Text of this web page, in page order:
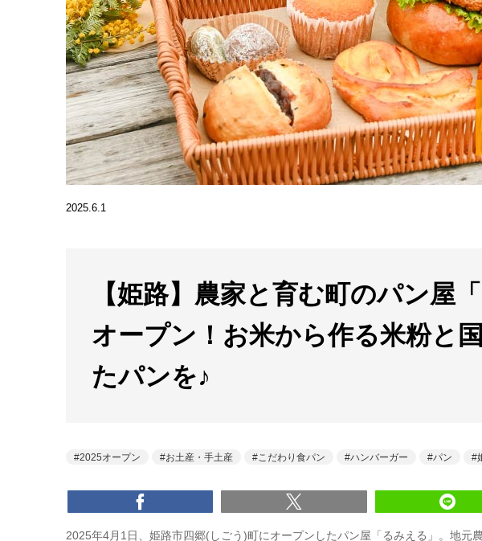
2025.6.1
【姫路】農家と育む町のパン屋
オープン！お米から作る米粉と
たパンを♪
2025オープン お土産・手土産 こだわり食パン ハンバーガー パン
2025年4月1日、姫路市四郷(しごう)町にオープンしたパン屋「るみえる」。地元